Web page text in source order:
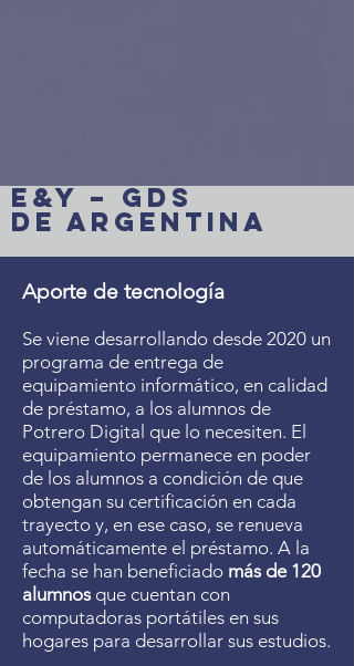
E&Y – GDS
de Argentina
Aporte de tecnología
Se viene desarrollando desde 2020 un
programa de entrega de
equipamiento informático, en calidad
de préstamo, a los alumnos de
Potrero Digital que lo necesiten. El
equipamiento permanece en poder
de los alumnos a condición de que
obtengan su certificación en cada
trayecto y, en ese caso, se renueva
automáticamente el préstamo. A la
fecha se han beneficiado más de 120
alumnos que cuentan con
computadoras portátiles en sus
hogares para desarrollar sus estudios.